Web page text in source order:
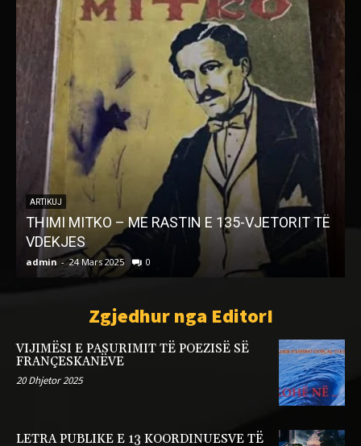
ARTIKUJ
THIMI MITKO – ME RASTIN E 135-VJETORIT TË
VDEKJES
admin - 24 Mars 2025 0
Zgjedhur nga EditorI
VIJIMËSI E PASURIMIT TË POEZISË SË
FRANÇESKANËVE
20 Dhjetor 2025
LETRA PUBLIKE E 13 KOORDINUESVE TË